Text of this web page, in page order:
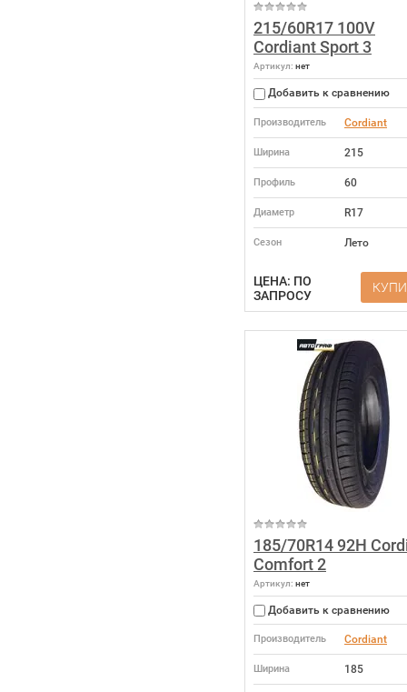
215/60R17 100V
Cordiant Sport 3
Артикул: нет
Добавить к сравнению
Производитель Cordiant
Ширина 215
Профиль 60
Диаметр R17
Сезон Лето
ЦЕНА: ПО
ЗАПРОСУ
185/70R14 92H
Comfort 2
Артикул: нет
Добавить к сравнению
Производитель Cordiant
Ширина 185